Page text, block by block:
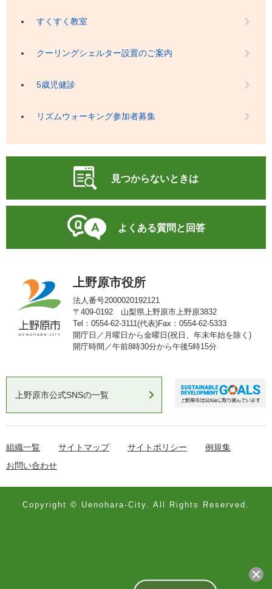
すくすく教室
クーリングシェルター設置のご案内
5歳児健診
リズムウォーキング参加者募集
見つからないときは
よくある質問と回答
上野原市役所
法人番号2000020192121
〒409-0192 山梨県上野原市上野原3832
Tel：0554-62-3111(代表)Fax：0554-62-5333
開庁日／月曜日から金曜日(祝日、年末年始を除く)
開庁時間／午前8時30分から午後5時15分
上野原市公式SNSの一覧
組織一覧 サイトマップ サイトポリシー
例規集
お問い合わせ
Copyright © Uenohara-City. All Rights Reserved.